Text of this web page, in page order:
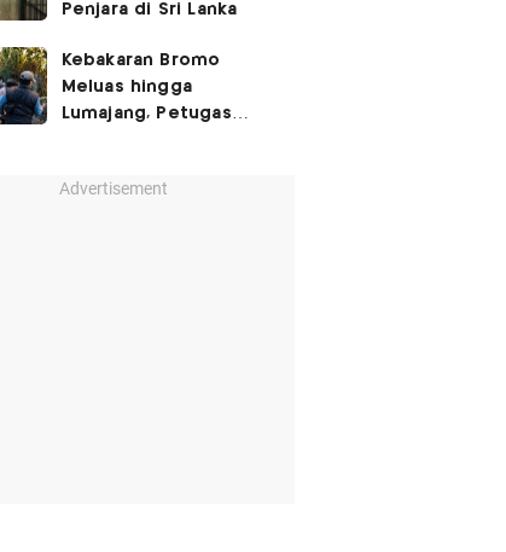
Penjara di Sri Lanka
Kebakaran Bromo
Meluas hingga
Lumajang, Petugas
Advertisement